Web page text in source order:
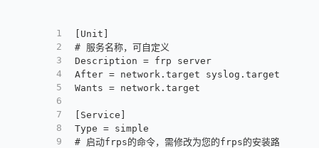
1
2
3
4
5
6
7
8
9
[Unit]
# 服务名称，可自定义
Description = frp server
After = network.target syslog.target
Wants = network.target
[Service]
Type = simple
# 启动frps的命令，需修改为您的frps的安装路径